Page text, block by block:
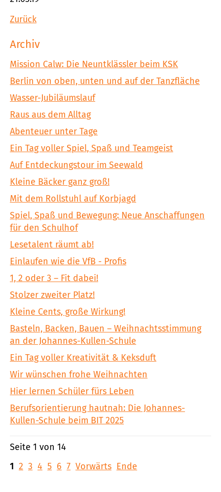
Zurück
Archiv
Mission Calw: Die Neuntklässler beim KSK
Berlin von oben, unten und auf der Tanzfläche
Wasser-Jubiläumslauf
Raus aus dem Alltag
Abenteuer unter Tage
Ein Tag voller Spiel, Spaß und Teamgeist
Auf Entdeckungstour im Seewald
Kleine Bäcker ganz groß!
Mit dem Rollstuhl auf Korbjagd
Spiel, Spaß und Bewegung: Neue Anschaffungen
für den Schulhof
Lesetalent räumt ab!
Einlaufen wie die VfB - Profis
1, 2 oder 3 – Fit dabei!
Stolzer zweiter Platz!
Kleine Cents, große Wirkung!
Basteln, Backen, Bauen – Weihnachtsstimmung
an der Johannes-Kullen-Schule
Ein Tag voller Kreativität & Keksduft
Wir wünschen frohe Weihnachten
Hier lernen Schüler fürs Leben
Berufsorientierung hautnah: Die Johannes-
Kullen-Schule beim BIT 2025
Seite 1 von 14
1 2 3 4 5 6 7 Vorwärts Ende